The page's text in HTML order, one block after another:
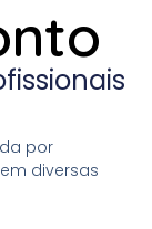
por
diversas